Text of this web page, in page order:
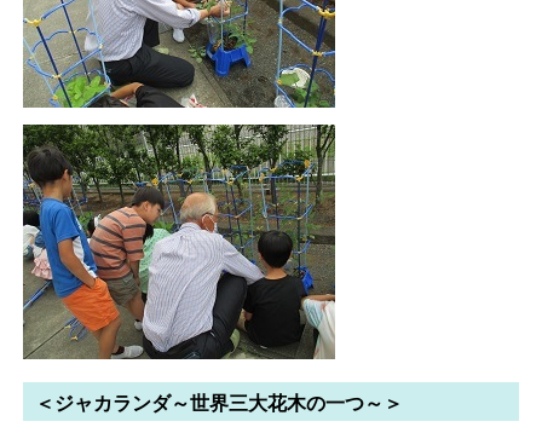
＜ジャカランダ～世界三大花木の一つ～＞